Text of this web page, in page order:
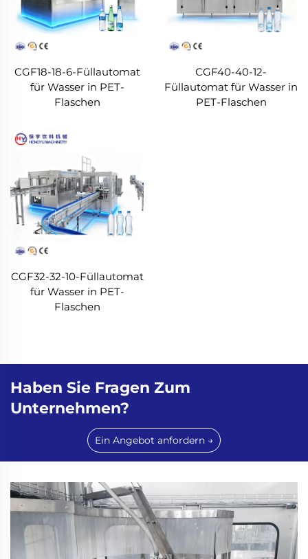
CGF18-18-6-Füllautomat
für Wasser in PET-
Flaschen
CGF40-40-12-
Füllautomat für Wasser in
PET-Flaschen
CGF32-32-10-Füllautomat
für Wasser in PET-
Flaschen
Haben Sie Fragen Zum
Unternehmen?
Ein Angebot anfordern →